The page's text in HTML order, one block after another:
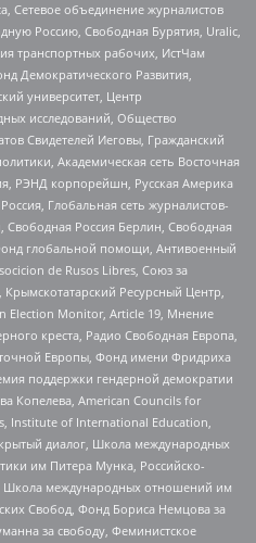
Сетевое объединение журналистов
Россию, Свободная Бурятия, Uralic,
транспортных рабочих, ИстЧам
Демократического Развития,
университет, Центр
исследований, Общество
Свидетелей Иеговы, Гражданский
Академическая сеть Восточная
РЭНД корпорейшн, Русская Америка
Глобальная сеть журналистов-
Свободная Россия Берлин, Свободная
глобальной помощи, Антивоенный
de Rusos Libres, Союз за
Ресурсный Центр,
Election Monitor, Article 19, Мнение
креста, Радио Свободная Европа,
Европы, Фонд имени Фридриха
поддержки гендерной демократии
Копелева, American Councils for
Institute of International Education,
диалог, Школа международных
им Питера Мунка, Российско-
Школа международных отношений им
Свобод, Фонд Бориса Немцова за
за свободу, Феминистское